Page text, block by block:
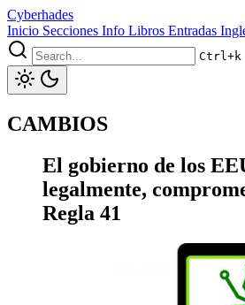
Cyberhades
Inicio Secciones Info Libros Entradas
Ctrl+k
CAMBIOS
El gobierno de los
legalmente,
Regla 41